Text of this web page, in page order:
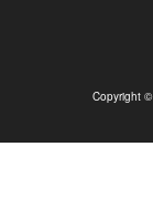
Copyright